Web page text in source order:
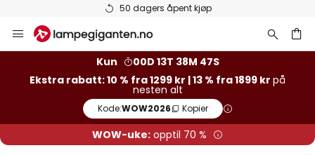
50 dagers åpent kjøp
Hopp
til
Kun
00D 13T 38M 46S
Ekstra rabatt: 10 % fra 1299 kr | 13 % fra 1899 kr på
nesten alt
Kode:WOW2026 Kopier
WOW-uke: opptil 70 %